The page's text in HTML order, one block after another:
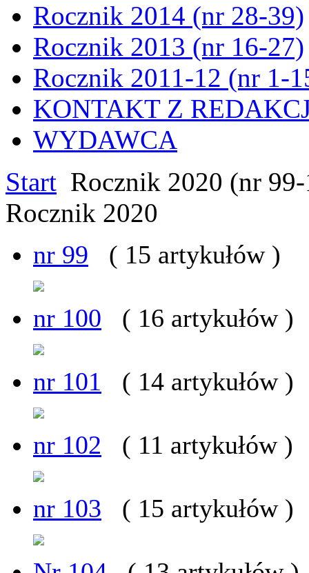
Rocznik 2014 (nr 28-39)
Rocznik 2013 (nr 16-27)
Rocznik 2011-12 (nr 1-
KONTAKT Z
WYDAWCA
Start Rocznik 2020 (nr
Rocznik 2020
nr 99 ( 15 artykułów )
nr 100 ( 16 artykułów )
nr 101 ( 14 artykułów )
nr 102 ( 11 artykułów )
nr 103 ( 15 artykułów )